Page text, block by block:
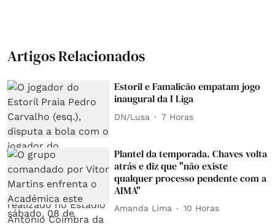
Artigos Relacionados
Estoril e Famalicão empatam jogo
inaugural da I Liga
DN/Lusa 7 Horas
Plantel da temporada. Chaves volta
atrás e diz que "não existe
qualquer processo pendente com a
AIMA"
Amanda Lima 10 Horas